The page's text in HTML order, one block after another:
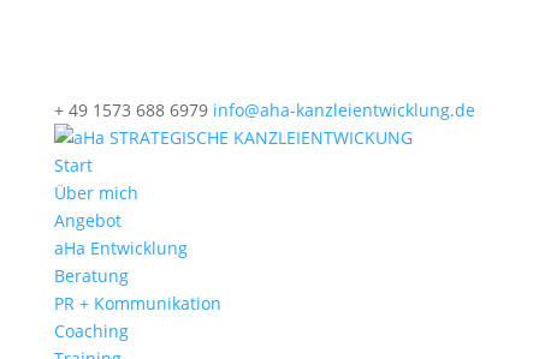
+ 49 1573 688 6979 info@aha-kanzleientwicklung.de
Start
Über mich
Angebot
aHa Entwicklung
Beratung
PR + Kommunikation
Coaching